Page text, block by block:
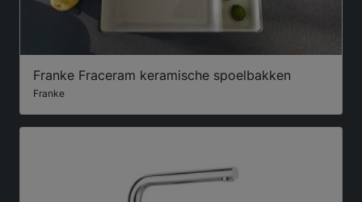
Franke Fraceram keramische spoelbakken
Franke